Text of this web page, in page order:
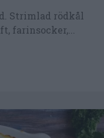
Strimlad rödkål
farinsocker,...